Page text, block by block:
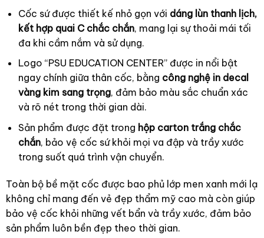
Cốc sứ được thiết kế nhỏ gọn với dáng lùn thanh lịch,
kết hợp quai C chắc chắn, mang lại sự thoải mái tối
đa khi cầm nắm và sử dụng.
Logo “PSU EDUCATION CENTER” được in nổi bật
ngay chính giữa thân cốc, bằng công nghệ in decal
vàng kim sang trọng, đảm bảo màu sắc chuẩn xác
và rõ nét trong thời gian dài.
Sản phẩm được đặt trong hộp carton trắng chắc
chắn, bảo vệ cốc sứ khỏi mọi va đập và trầy xước
trong suốt quá trình vận chuyển.
Toàn bộ bề mặt cốc được bao phủ lớp men xanh mới lạ
không chỉ mang đến vẻ đẹp thẩm mỹ cao mà còn giúp
bảo vệ cốc khỏi những vết bẩn và trầy xước, đảm bảo
sản phẩm luôn bền đẹp theo thời gian.